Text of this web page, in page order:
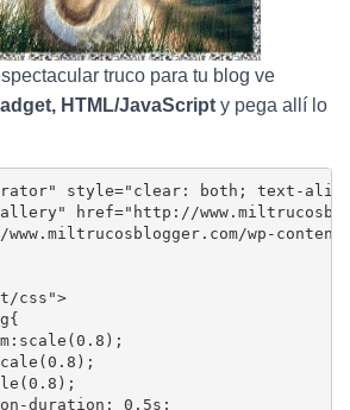
truco para tu blog ve
HTML/JavaScript y pega allí lo
style="clear: both; text-
href="http://
wp-
css">
duration: 0.5s;